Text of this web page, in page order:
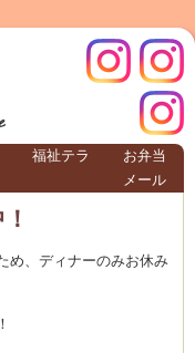
の料理教
福祉テラ
お弁当
メール
インス
クレモ
め、ディナーのみお休み